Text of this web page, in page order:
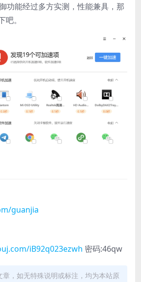
功能经过多方实测，性能兼具，那
。
guanjia
iB92q023ezwh 密码:46qw
章，如无特殊说明或标注，均为本站原